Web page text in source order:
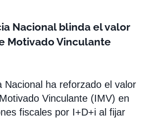
Nacional blinda el valor
Motivado Vinculante
Nacional ha reforzado el valor
Vinculante (IMV) en
fiscales por I+D+i al fijar